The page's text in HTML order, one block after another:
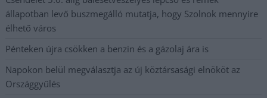
állapotban levő buszmegálló mutatja, hogy Szolnok mennyire
élhető város
Pénteken újra csökken a benzin és a gázolaj ára is
Napokon belül megválasztja az új köztársasági elnököt az
Országgyűlés